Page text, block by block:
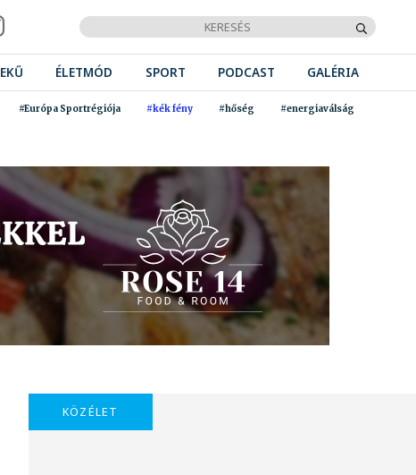
ÉLETMÓD SPORT PODCAST GALÉRIA
#Európa Sportrégiója #kék fény #hőség #energiaválság
KÖZÉLET